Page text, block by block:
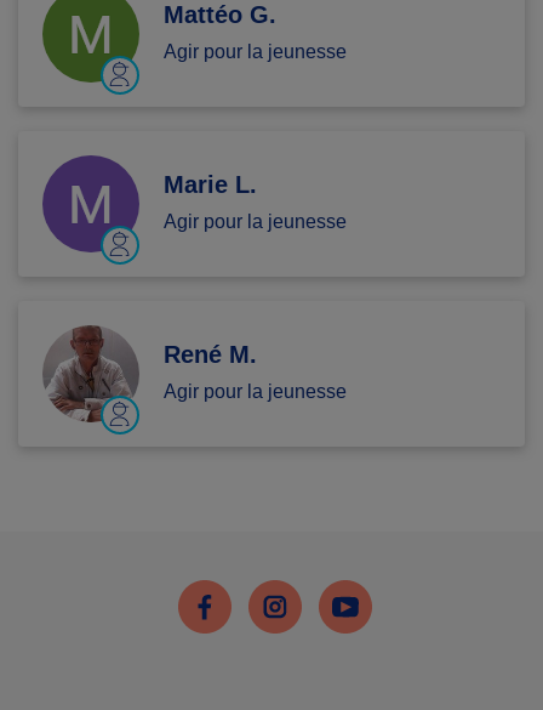
Mattéo G.
Agir pour la jeunesse
Marie L.
Agir pour la jeunesse
René M.
Agir pour la jeunesse
FacebookInstagramYoutube